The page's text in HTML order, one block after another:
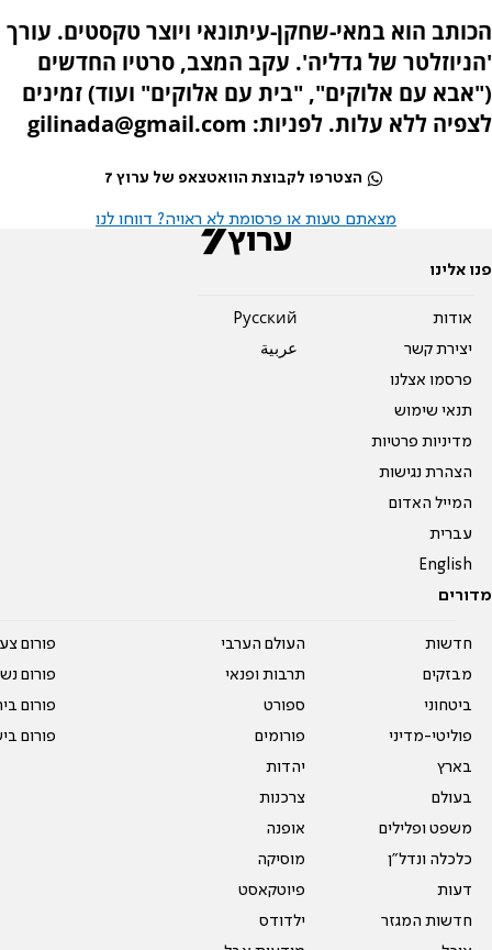
הכותב הוא במאי-שחקן-עיתונאי ויוצר טקסטים. עורך
'הניוזלטר של גדליה'. עקב המצב, סרטיו החדשים
("אבא עם אלוקים", "בית עם אלוקים" ועוד) זמינים
לצפיה ללא עלות. לפניות: gilinada@gmail.com
הצטרפו לקבוצת הוואטצאפ של ערוץ 7
מצאתם טעות או פרסומת לא ראויה? דווחו לנו
פנו אלינו
אודות
יצירת קשר
פרסמו אצלנו
תנאי שימוש
מדיניות פרטיות
הצהרת נגישות
המייל האדום
עברית
English
Pусский
عربية
מדורים
חדשות
מבזקים
ביטחוני
פוליטי-מדיני
בארץ
בעולם
משפט ופלילים
כלכלה ונדל"ן
דעות
חדשות המגזר
העולם הערבי
תרבות ופנאי
ספורט
פורומים
יהדות
צרכנות
אופנה
מוסיקה
פיוטקאסט
ילדודס
פורום
פורום
פורום
פורום